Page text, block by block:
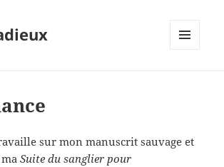
sur mon manuscrit sauvage et
maSuite du sanglier pour